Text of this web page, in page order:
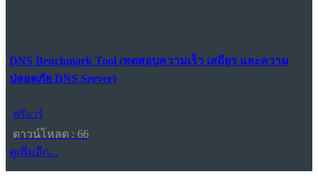
DNS Benchmark Tool (ทดสอบความเร็ว เสถียร และความ
ปลอดภัย DNS Server)
ฟรีแวร์
ดาวน์โหลด : 66
ดูเพิ่มอีก...